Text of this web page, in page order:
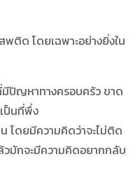
ด โดยเฉพาะอย่างยิ่งใน
ปัญหาทางครอบครัว ขาด
ป็นที่พึ่ง
โดยมีความคิดว่าจะไม่ติด
วมักจะมีความคิดอยากกลับ